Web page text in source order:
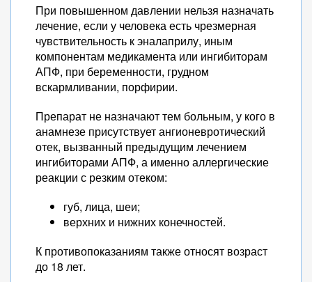
При повышенном давлении нельзя назначать
лечение, если у человека есть чрезмерная
чувствительность к эналаприлу, иным
компонентам медикамента или ингибиторам
АПФ, при беременности, грудном
вскармливании, порфирии.
Препарат не назначают тем больным, у кого в
анамнезе присутствует ангионевротический
отек, вызванный предыдущим лечением
ингибиторами АПФ, а именно аллергические
реакции с резким отеком:
губ, лица, шеи;
верхних и нижних конечностей.
К противопоказаниям также относят возраст
до 18 лет.